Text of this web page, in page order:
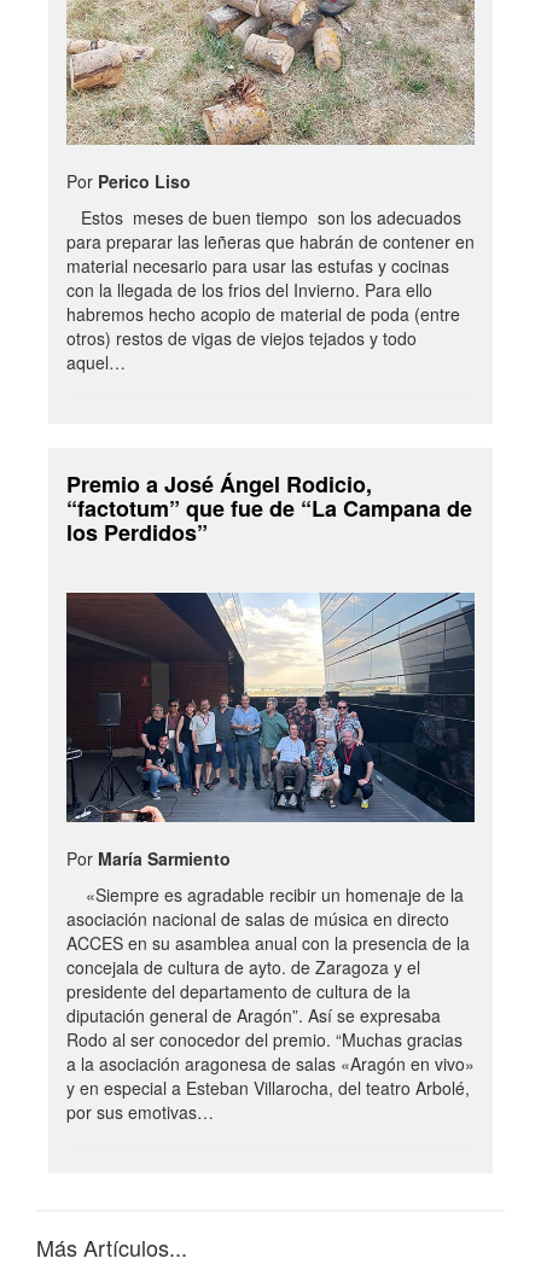
Por Perico Liso
Estos meses de buen tiempo son los adecuados
para preparar las leñeras que habrán de contener en
material necesario para usar las estufas y cocinas
con la llegada de los frios del Invierno. Para ello
habremos hecho acopio de material de poda (entre
otros) restos de vigas de viejos tejados y todo
aquel…
Premio a José Ángel Rodicio,
“factotum” que fue de “La Campana de
los Perdidos”
Por María Sarmiento
«Siempre es agradable recibir un homenaje de la
asociación nacional de salas de música en directo
ACCES en su asamblea anual con la presencia de la
concejala de cultura de ayto. de Zaragoza y el
presidente del departamento de cultura de la
diputación general de Aragón”. Así se expresaba
Rodo al ser conocedor del premio. “Muchas gracias
a la asociación aragonesa de salas «Aragón en vivo»
y en especial a Esteban Villarocha, del teatro Arbolé,
por sus emotivas…
Más Artículos...